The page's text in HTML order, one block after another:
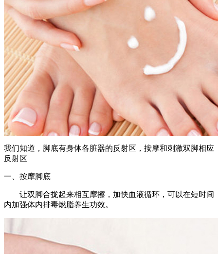
我们知道，脚底有身体各脏器的反射区，按摩和刺激双脚相应
反射区
一、按摩脚底
让双脚合拢起来相互摩擦，加快血液循环，可以在短时间
内加强体内排毒燃脂养生功效。